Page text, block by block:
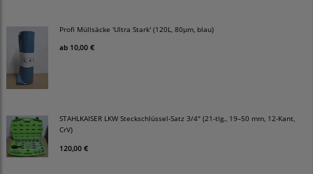
Profi Müllsäcke 'Ultra Stark' (120L, 80µm, blau)
ab 10,00 €
STAHLKAISER LKW Steckschlüssel-Satz 3/4" (21-tlg., 19–50 mm, 12-Kant,
CrV)
120,00 €